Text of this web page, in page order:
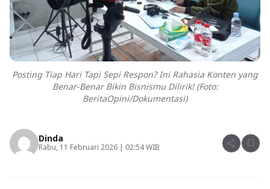
Posting Tiap Hari Tapi Sepi Respon? Ini Rahasia Konten yang
Benar-Benar Bikin Bisnismu Dilirik! (Foto:
BeritaOpini/Dokumentasi)
Dinda
Rabu, 11 Februari 2026 | 02:54 WIB share bookmark